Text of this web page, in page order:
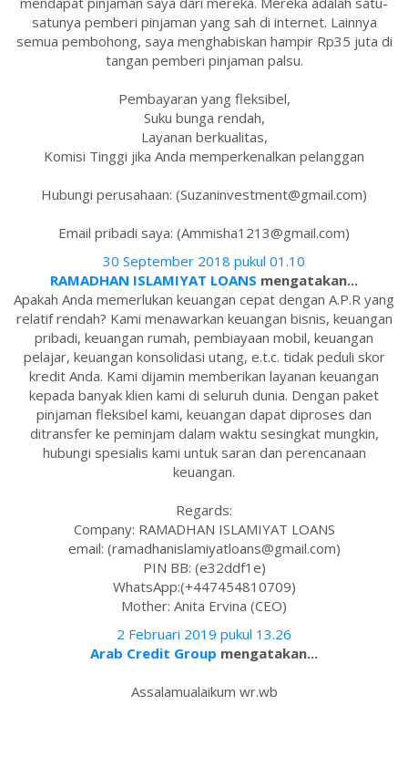
satunya pemberi pinjaman yang sah di internet. Lainnya
semua pembohong, saya menghabiskan hampir Rp35 juta di
tangan pemberi pinjaman palsu.
Pembayaran yang fleksibel,
Suku bunga rendah,
Layanan berkualitas,
Komisi Tinggi jika Anda memperkenalkan pelanggan
Hubungi perusahaan: (Suzaninvestment@gmail.com)
Email pribadi saya: (Ammisha1213@gmail.com)
30 September 2018 pukul 01.10
RAMADHAN ISLAMIYAT LOANS mengatakan...
Apakah Anda memerlukan keuangan cepat dengan A.P.R yang
relatif rendah? Kami menawarkan keuangan bisnis, keuangan
pribadi, keuangan rumah, pembiayaan mobil, keuangan
pelajar, keuangan konsolidasi utang, e.t.c. tidak peduli skor
kredit Anda. Kami dijamin memberikan layanan keuangan
kepada banyak klien kami di seluruh dunia. Dengan paket
pinjaman fleksibel kami, keuangan dapat diproses dan
ditransfer ke peminjam dalam waktu sesingkat mungkin,
hubungi spesialis kami untuk saran dan perencanaan
keuangan.
Regards:
Company: RAMADHAN ISLAMIYAT LOANS
email: (ramadhanislamiyatloans@gmail.com)
PIN BB: (e32ddf1e)
WhatsApp:(+447454810709)
Mother: Anita Ervina (CEO)
2 Februari 2019 pukul 13.26
Arab Credit Group mengatakan...
Assalamualaikum wr.wb